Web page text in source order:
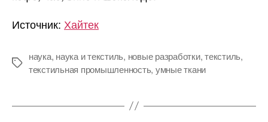
Источник: Хайтек
Метки
наука, наука и текстиль, новые разработки,текстиль,
текстильная промышленность, умные ткани